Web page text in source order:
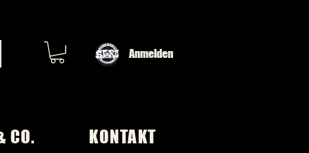
Anmelden
CO. KONTAKT